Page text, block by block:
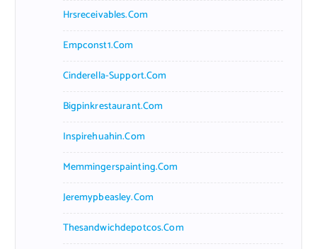
Hrsreceivables.com
Empconst1.com
Cinderella-Support.com
Bigpinkrestaurant.com
Inspirehuahin.com
Memmingerspainting.com
Jeremypbeasley.com
Thesandwichdepotcos.com